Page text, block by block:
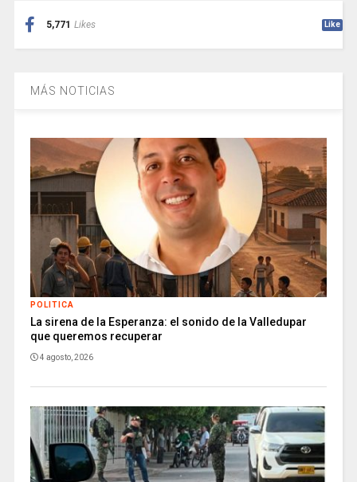
5,771 Likes Like
MÁS NOTICIAS
POLITICA
La sirena de la Esperanza: el sonido de la Valledupar
que queremos recuperar
4 agosto, 2026